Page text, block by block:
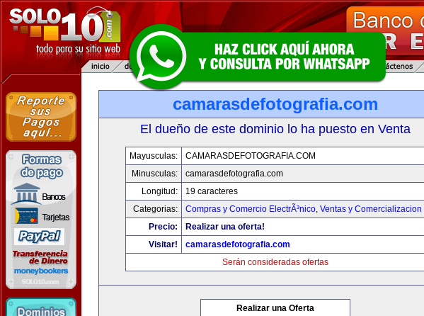
camarasdefotografia.com
El dueño de este dominio lo ha puesto en Venta
Mayusculas:
CAMARASDEFOTOGRAFIA.COM
Minusculas:
camarasdefotografia.com
Longitud:
19 caracteres
Categorias:
Compras y Comercio ElectrÃ³nico, Ventas y Comercializacion
Precio:
Realizar una oferta!
Visitar!
camarasdefotografia.com
Serán consideradas ofertas
Realizar una Oferta